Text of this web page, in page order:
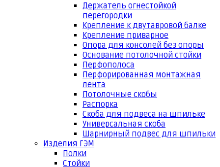
Держатель огнестойкой
перегородки
Крепление к двутавровой балке
Крепление приварное
Опора для консолей без опоры
Основание потолочной стойки
Перфополоса
Перфорированная монтажная
лента
Потолочные скобы
Распорка
Скоба для подвеса на шпильке
Универсальная скоба
Шарнирный подвес для шпильки
Изделия ГЭМ
Полки
Стойки